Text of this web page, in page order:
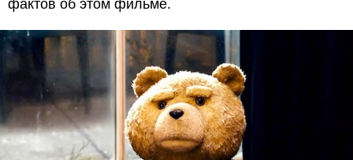
фактов об этом фильме.